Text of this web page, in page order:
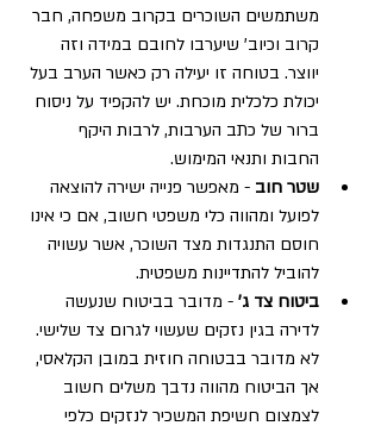
משתמשים השוכרים בקרוב משפחה, חבר
קרוב וכיוב' שיערבו לחובם במידה וזה
יווצר. בטוחה זו יעילה רק כאשר הערב בעל
יכולת כלכלית מוכחת. יש להקפיד על ניסוח
ברור של כתב הערבות, לרבות היקף
החבות ותנאי המימוש.
שטר חוב - מאפשר פנייה ישירה להוצאה
לפועל ומהווה כלי משפטי חשוב, אם כי אינו
חוסם התנגדות מצד השוכר, אשר עשויה
להוביל להתדיינות משפטית.
ביטוח צד ג' - מדובר בביטוח שנעשה
לדירה בגין נזקים שעשוי לגרום צד שלישי.
לא מדובר בבטוחה חוזית במובן הקלאסי,
אך הביטוח מהווה נדבך משלים חשוב
לצמצום חשיפת המשכיר לנזקים כלפי